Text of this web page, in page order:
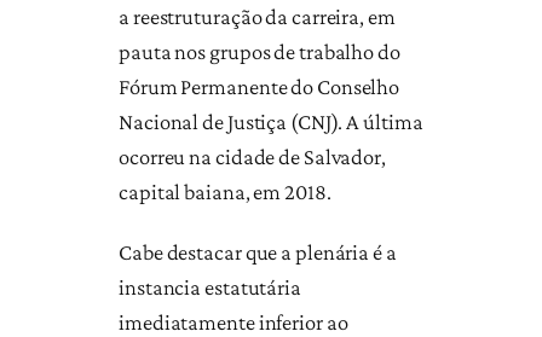
a reestruturação da carreira, em
pauta nos grupos de trabalho do
Fórum Permanente do Conselho
Nacional de Justiça (CNJ). A última
ocorreu na cidade de Salvador,
capital baiana, em 2018.
Cabe destacar que a plenária é a
instancia estatutária
imediatamente inferior ao